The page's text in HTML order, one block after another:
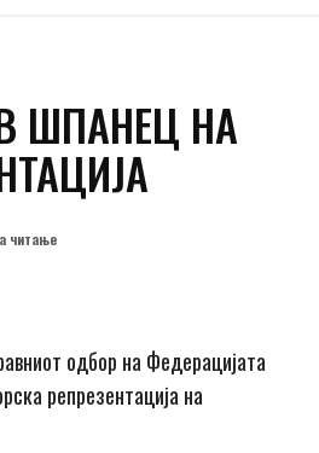
ШПАНЕЦ НА
читање
одбор на Федерацијата
репрезентација на